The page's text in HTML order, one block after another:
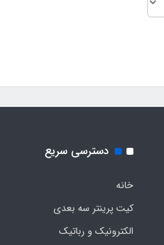
دسترسی سریع
خانه
کیت پرینتر سه بعدی
الکترونیک و رباتیک